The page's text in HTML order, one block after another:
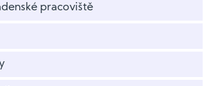
pracoviště